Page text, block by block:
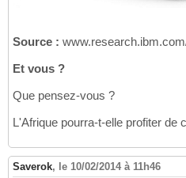
Source :
Et vous ?
Que pensez-vous ?
L'Afrique pourra-t-elle profiter de
Saverok, le 10/02/2014 à 11h46